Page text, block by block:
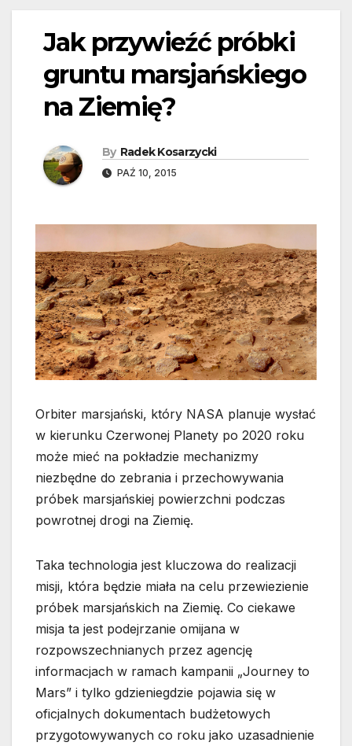
Jak przywieźć próbki
gruntu marsjańskiego
na Ziemię?
By Radek Kosarzycki
PAŹ 10, 2015
Orbiter marsjański, który NASA planuje wysłać
w kierunku Czerwonej Planety po 2020 roku
może mieć na pokładzie mechanizmy
niezbędne do zebrania i przechowywania
próbek marsjańskiej powierzchni podczas
powrotnej drogi na Ziemię.
Taka technologia jest kluczowa do realizacji
misji, która będzie miała na celu przewiezienie
próbek marsjańskich na Ziemię. Co ciekawe
misja ta jest podejrzanie omijana w
rozpowszechnianych przez agencję
informacjach w ramach kampanii „Journey to
Mars” i tylko gdzieniegdzie pojawia się w
oficjalnych dokumentach budżetowych
przygotowywanych co roku jako uzasadnienie